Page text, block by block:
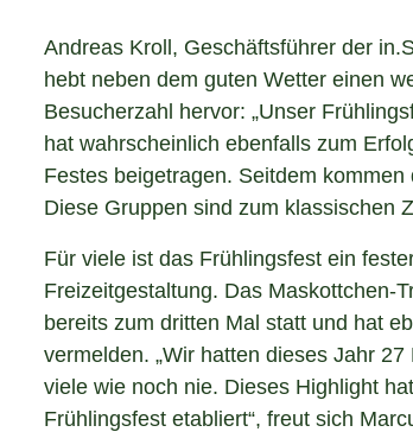
Andreas Kroll, Geschäftsführer der
hebt neben dem guten Wetter einen
Besucherzahl hervor: „Unser
hat wahrscheinlich ebenfalls zum
Festes beigetragen. Seitdem
Diese Gruppen sind zum klassischen
Für viele ist das Frühlingsfest ein
Freizeitgestaltung. Das Maskottchen-
bereits zum dritten Mal statt und hat
vermelden. „Wir hatten dieses Jahr
viele wie noch nie. Dieses Highlight
Frühlingsfest etabliert“, freut sich